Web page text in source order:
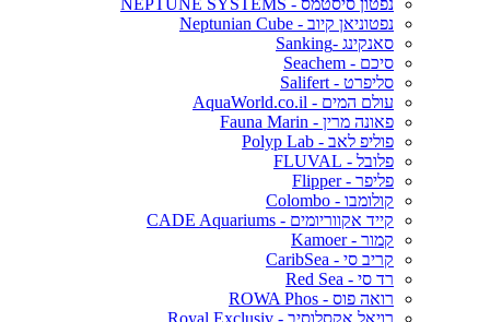
נפטוניאן קיוב - Neptunian Cube
סאנקינג -Sanking
סיכם - Seachem
סליפרט - Salifert
עולם המים - AquaWorld.co.il
פאונה מרין - Fauna Marin
פוליפ לאב - Polyp Lab
פלובל - FLUVAL
פליפר - Flipper
קולומבו - Colombo
קייד אקווריומים - CADE Aquariums
קמור - Kamoer
קריב סי - CaribSea
רד סי - Red Sea
רואה פוס - ROWA Phos
רויאל אקסלוסיב - Royal Exclusiv